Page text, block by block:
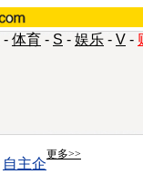
- 体育 - S - 娱乐 - V -
更多>>
自主企